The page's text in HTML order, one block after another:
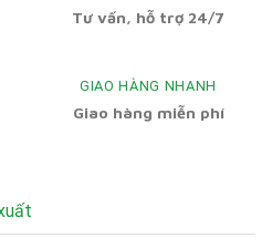
Tư vấn, hỗ trợ 24/7
GIAO HÀNG NHANH
Giao hàng miễn phí